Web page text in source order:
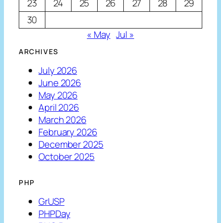
23
24 25 26 27 28
29
30
« May Jul »
ARCHIVES
July 2026
June 2026
May 2026
April 2026
March 2026
February 2026
December 2025
October 2025
PHP
GrUSP
PHPDay